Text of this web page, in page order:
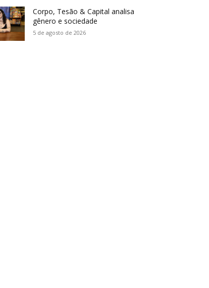
Corpo, Tesão & Capital analisa
gênero e sociedade
5 de agosto de 2026